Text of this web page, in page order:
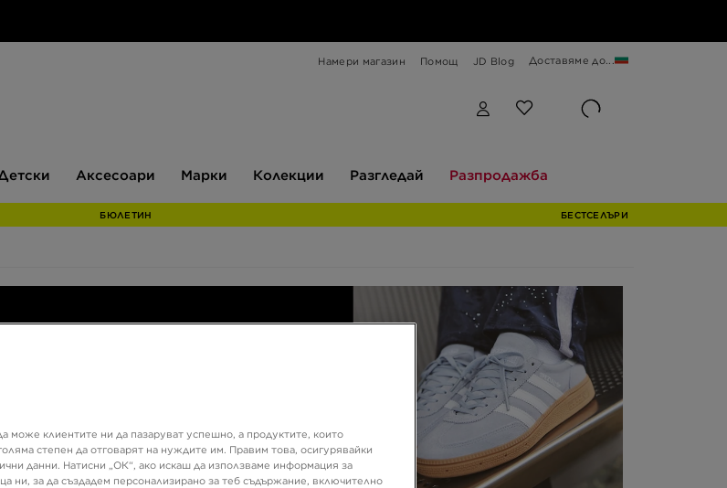
Намери магазин Помощ JD Blog Доставяме до...
Аксесоари Марки Колекции Разгледай Разпродажба
БЮЛЕТИН БЕСТСЕЛЪРИ
може клиентите ни да пазаруват успешно, а продуктите, които
степен да отговарят на нуждите им. Правим това, осигурявайки
данни. Натисни „ОК“, ако искаш да използваме информация за
ни, за да създадем персонализирано за теб съдържание, включително